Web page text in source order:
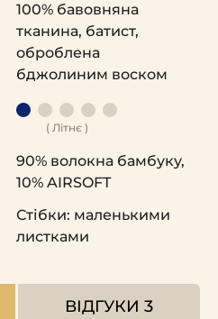
100% бавовняна
тканина, батист,
оброблена
бджолиним воском
( Літнє )
90% волокна бамбуку,
10% AIRSOFT
Стібки: маленькими
листками
ВІДГУКИ 3